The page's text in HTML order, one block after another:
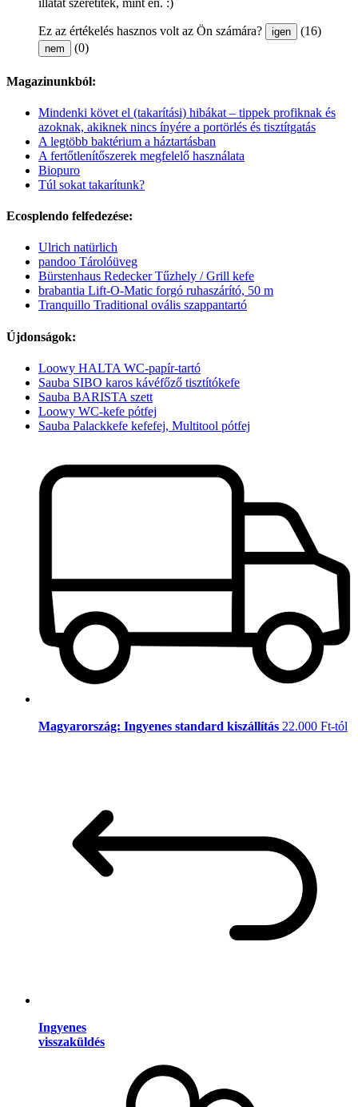
illatát szeretitek, mint én. :)
Ez az értékelés hasznos volt az Ön számára? igen (16)
nem (0)
Magazinunkból:
Mindenki követ el (takarítási) hibákat – tippek profiknak és
azoknak, akiknek nincs ínyére a portörlés és tisztítgatás
A legtöbb baktérium a háztartásban
A fertőtlenítőszerek megfelelő használata
Biopuro
Túl sokat takarítunk?
Ecosplendo felfedezése:
Ulrich natürlich
pandoo Tárolóüveg
Bürstenhaus Redecker Tűzhely / Grill kefe
brabantia Lift-O-Matic forgó ruhaszárító, 50 m
Tranquillo Traditional ovális szappantartó
Újdonságok:
Loowy HALTA WC-papír-tartó
Sauba SIBO karos kávéfőző tisztítókefe
Sauba BARISTA szett
Loowy WC-kefe pótfej
Sauba Palackkefe kefefej, Multitool pótfej
Magyarország: Ingyenes standard kiszállítás 22.000 Ft-tól
Ingyenes
visszaküldés